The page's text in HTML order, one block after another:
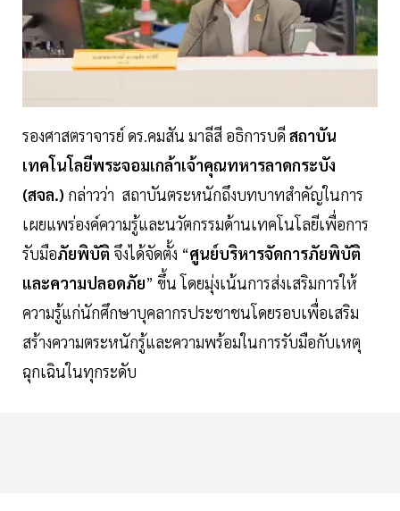
รองศาสตราจารย์ ดร.คมสัน มาลีสี อธิการบดี สถาบัน
เทคโนโลยีพระจอมเกล้าเจ้าคุณทหารลาดกระบัง
(สจล.) กล่าวว่า สถาบันตระหนักถึงบทบาทสำคัญในการ
เผยแพร่องค์ความรู้และนวัตกรรมด้านเทคโนโลยีเพื่อการ
รับมือภัยพิบัติ จึงได้จัดตั้ง “ศูนย์บริหารจัดการภัยพิบัติ
และความปลอดภัย” ขึ้น โดยมุ่งเน้นการส่งเสริมการให้
ความรู้แก่นักศึกษาบุคลากรประชาชนโดยรอบเพื่อเสริม
สร้างความตระหนักรู้และความพร้อมในการรับมือกับเหตุ
ฉุกเฉินในทุกระดับ